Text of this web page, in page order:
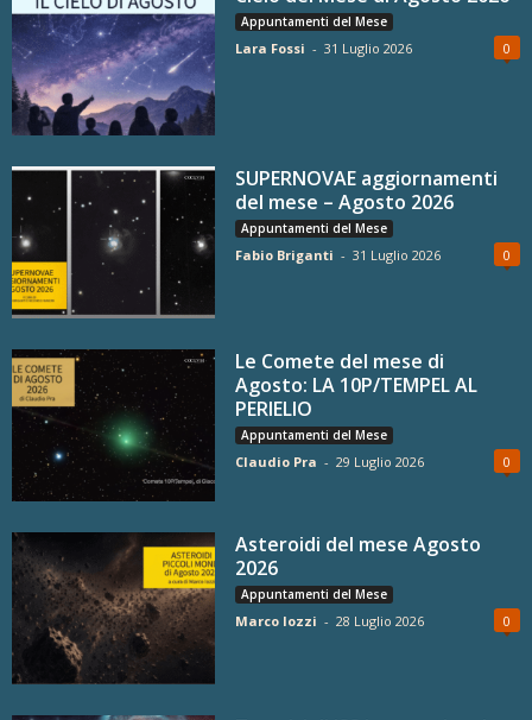
Appuntamenti del Mese
Lara Fossi - 31 Luglio 2026 0
SUPERNOVAE aggiornamenti
del mese – Agosto 2026
Appuntamenti del Mese
Fabio Briganti - 31 Luglio 2026 0
Le Comete del mese di
Agosto: LA 10P/TEMPEL AL
PERIELIO
Appuntamenti del Mese
Claudio Pra - 29 Luglio 2026 0
Asteroidi del mese Agosto
2026
Appuntamenti del Mese
Marco Iozzi - 28 Luglio 2026 0